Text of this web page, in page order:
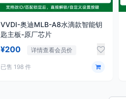
VVDI-奥迪MLB-A8水滴款智能钥
匙主板-原厂芯片
¥200 详情查看会员价
已售 198 件